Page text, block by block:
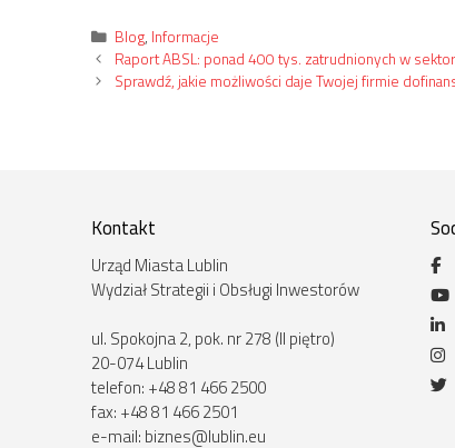
Kategorie
Blog, Informacje
Raport ABSL: ponad 400 tys. zatrudnionych w
Sprawdź, jakie możliwości daje Twojej firmie
Kontakt
Urząd Miasta Lublin
Wydział Strategii i Obsługi Inwestorów
ul. Spokojna 2, pok. nr 278 (II piętro)
20-074 Lublin
telefon: +48 81 466 2500
fax: +48 81 466 2501
e-mail: biznes@lublin.eu